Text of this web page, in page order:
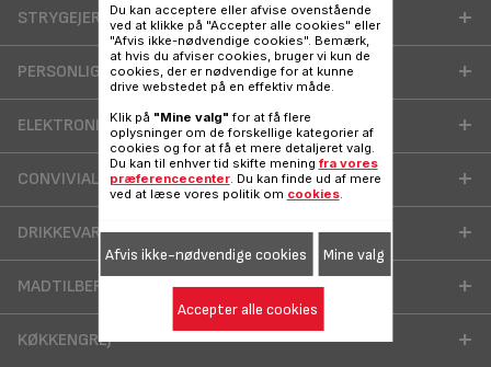
STRYGEJERN OG TILBEHØR
PERSONLIG PLEJE
ELEKTRONISK MADLAVNING
CONVIVIAL COOKING
DRIKKEVARER
MADTILBEREDNING
KØKKENGREJ
Du kan acceptere eller afvise ovenstående
ved at klikke på "Accepter alle cookies" eller
"Afvis ikke-nødvendige cookies". Bemærk,
at hvis du afviser cookies, bruger vi kun de
cookies, der er nødvendige for at kunne
drive webstedet på en effektiv måde.
Klik på "Mine valg" for at få flere
oplysninger om de forskellige kategorier af
cookies og for at få et mere detaljeret valg.
Du kan til enhver tid skifte mening fra vores
præferencecenter. Du kan finde ud af mere
ved at læse vores politik om cookies.
Afvis ikke-nødvendige cookies Mine valg
Accepter alle cookies